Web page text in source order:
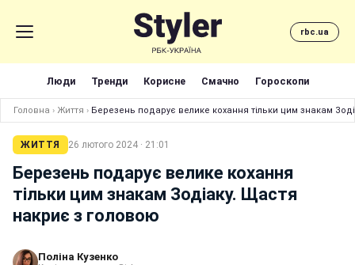
rbc.ua
Люди Тренди Корисне Смачно Гороскопи
Головна › Життя › Березень подарує велике кохання тільки цим знакам
ЖИТТЯ 26 лютого 2024 · 21:01
Березень подарує велике кохання
тільки цим знакам Зодіаку. Щастя
накриє з головою
Поліна Кузенко